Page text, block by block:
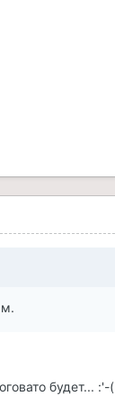
будет... :'-(